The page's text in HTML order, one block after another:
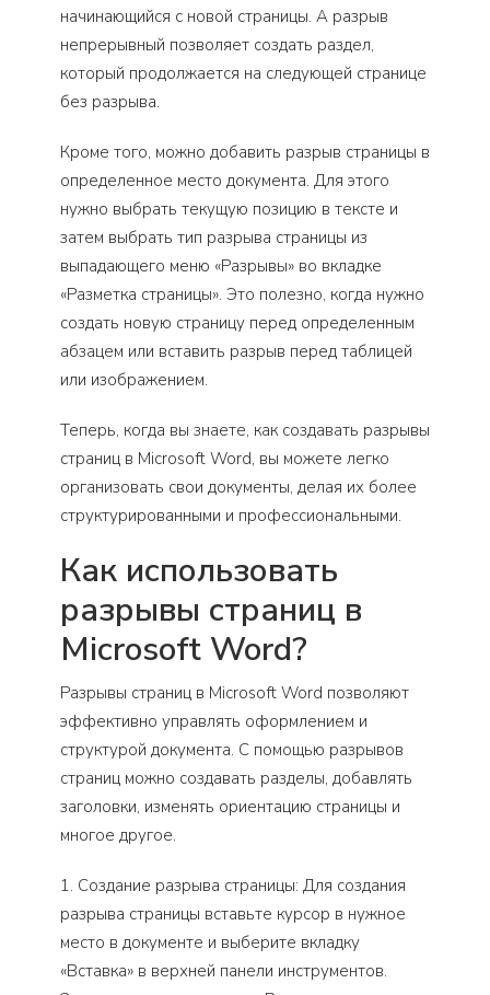
начинающийся с новой страницы. А разрыв
непрерывный позволяет создать раздел,
который продолжается на следующей странице
без разрыва.
Кроме того, можно добавить разрыв страницы в
определенное место документа. Для этого
нужно выбрать текущую позицию в тексте и
затем выбрать тип разрыва страницы из
выпадающего меню «Разрывы» во вкладке
«Разметка страницы». Это полезно, когда нужно
создать новую страницу перед определенным
абзацем или вставить разрыв перед таблицей
или изображением.
Теперь, когда вы знаете, как создавать разрывы
страниц в Microsoft Word, вы можете легко
организовать свои документы, делая их более
структурированными и профессиональными.
Как использовать
разрывы страниц в
Microsoft Word?
Разрывы страниц в Microsoft Word позволяют
эффективно управлять оформлением и
структурой документа. С помощью разрывов
страниц можно создавать разделы, добавлять
заголовки, изменять ориентацию страницы и
многое другое.
1. Создание разрыва страницы: Для создания
разрыва страницы вставьте курсор в нужное
место в документе и выберите вкладку
«Вставка» в верхней панели инструментов.